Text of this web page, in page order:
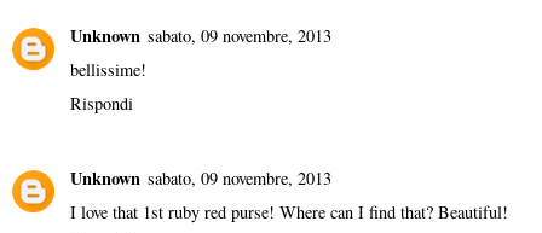
Unknown sabato, 09 novembre, 2013
bellissime!
Rispondi
Unknown sabato, 09 novembre, 2013
I love that 1st ruby red purse! Where can I find that? Beautiful!